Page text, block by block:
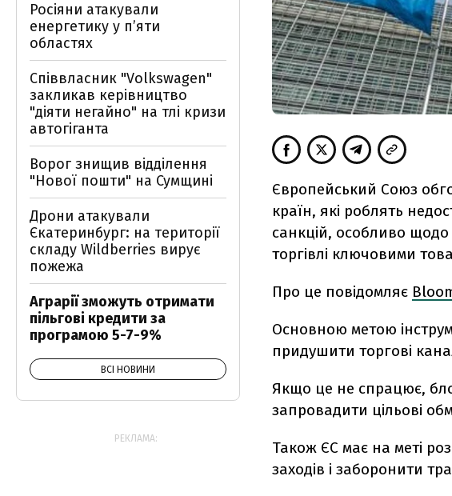
Європейський Союз
країн, які роблять
санкцій, особливо щодо
торгівлі ключовими
Про це повідомляє
Основною метою
придушити торгові
Якщо це не спрацює,
запровадити цільові
Також ЄС має на меті
заходів і заборонити
Росіяни атакували
енергетику у пʼяти
областях
Співвласник "Volkswagen"
закликав керівництво
"діяти негайно" на тлі кризи
автогіганта
Ворог знищив відділення
"Нової пошти" на Сумщині
Дрони атакували
Єкатеринбург: на території
складу Wildberries вирує
пожежа
Аграрії зможуть отримати
пільгові кредити за
програмою 5-7-9%
ВСІ НОВИНИ
РЕКЛАМА: